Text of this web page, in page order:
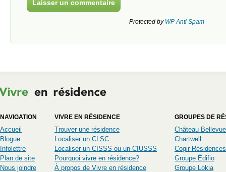
Protected by WP Anti Spam
NAVIGATION
Accueil
Blogue
Infolettre
Plan de site
Nous joindre
VIVRE EN RÉSIDENCE
Trouver une résidence
Localiser un CLSC
Localiser un CISSS ou un CIUSSS
Pourquoi vivre en résidence?
À propos de Vivre en résidence
GROUPES DE
Château Bellevue
Chartwell
Cogir Résidences
Groupe Édifio
Groupe Lokia